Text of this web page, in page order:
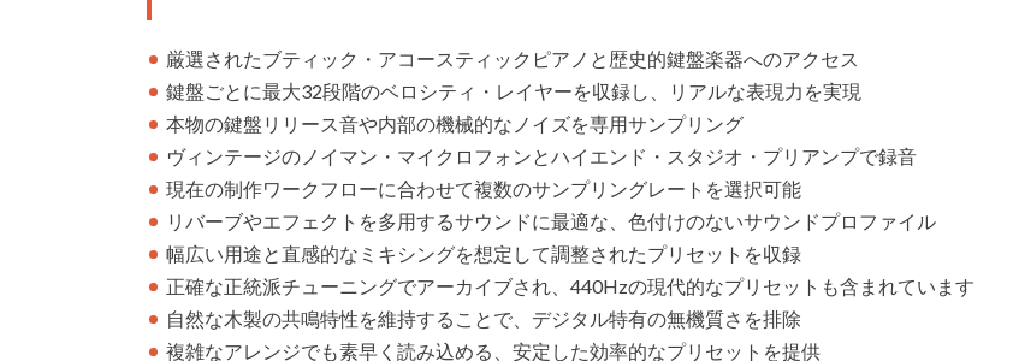
厳選されたブティック・アコースティックピアノと歴史的鍵盤楽器へのアクセス
鍵盤ごとに最大32段階のベロシティ・レイヤーを収録し、リアルな表現力を実現
本物の鍵盤リリース音や内部の機械的なノイズを専用サンプリング
ヴィンテージのノイマン・マイクロフォンとハイエンド・スタジオ・プリアンプで録音
現在の制作ワークフローに合わせて複数のサンプリングレートを選択可能
リバーブやエフェクトを多用するサウンドに最適な、色付けのないサウンドプロファイル
幅広い用途と直感的なミキシングを想定して調整されたプリセットを収録
正確な正統派チューニングでアーカイブされ、440Hzの現代的なプリセットも含まれています
自然な木製の共鳴特性を維持することで、デジタル特有の無機質さを排除
複雑なアレンジでも素早く読み込める、安定した効率的なプリセットを提供